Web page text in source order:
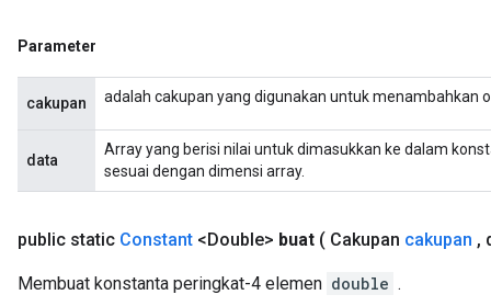
Parameter
cakupan adalah cakupan yang digunakan untuk menambahkan
data
Array yang berisi nilai untuk dimasukkan ke dalam
sesuai dengan dimensi array.
public static Constant <Double> buat ( Cakupan cakupan ,
Membuat konstanta peringkat-4 elemen double .